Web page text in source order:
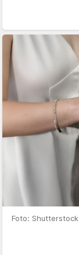
Foto: Shutterstock